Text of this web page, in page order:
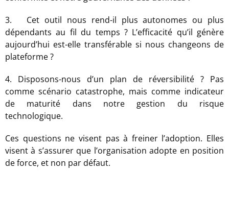
3. Cet outil nous rend-il plus autonomes ou plus
dépendants au fil du temps ? L’efficacité qu’il génère
aujourd’hui est-elle transférable si nous changeons de
plateforme ?
4. Disposons-nous d’un plan de réversibilité ? Pas
comme scénario catastrophe, mais comme indicateur
de maturité dans notre gestion du risque
technologique.
Ces questions ne visent pas à freiner l’adoption. Elles
visent à s’assurer que l’organisation adopte en position
de force, et non par défaut.